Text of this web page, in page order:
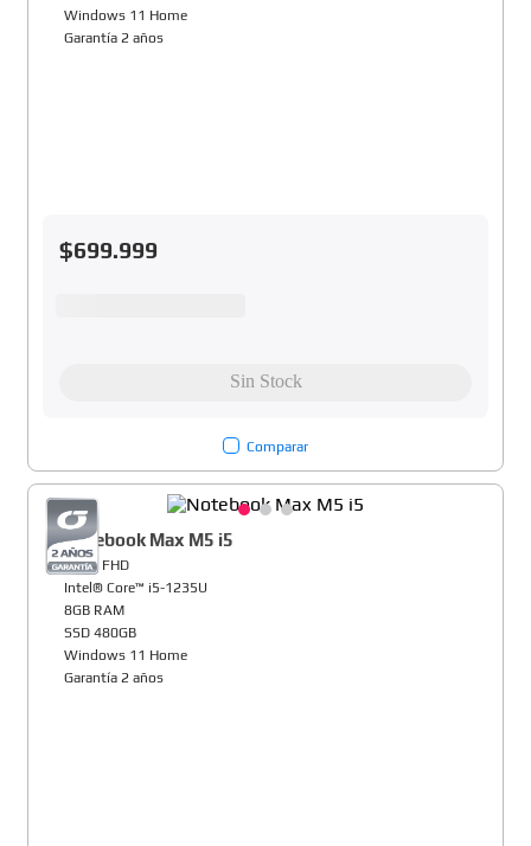
Windows 11 Home
Garantía 2 años
$699.999
Comparar
Notebook Max M5 i5
15,6" FHD
Intel® Core™ i5-1235U
8GB RAM
SSD 480GB
Windows 11 Home
Garantía 2 años